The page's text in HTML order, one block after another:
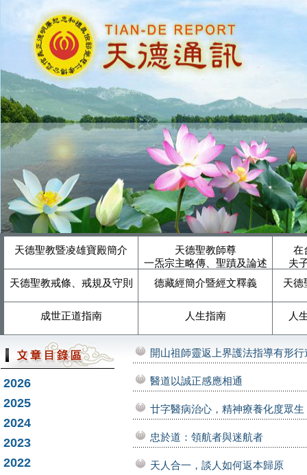
天德聖教暨凌雄寶殿簡介
天德聖教師尊
一炁宗主略傳、聖蹟及論述
在
夫
天德聖教戒條、戒規及守則
德藏經簡介暨經文釋義 天德
成世正道指南 人生指南 人
2026
2025
2024
2023
2022
開山祖師靈返上界護法指導有形
醫道以誠正感應相通
廿字醫病治心，精神療養化度眾生
忠於道：領航者與迷航者
天人合一，談人如何返本歸原